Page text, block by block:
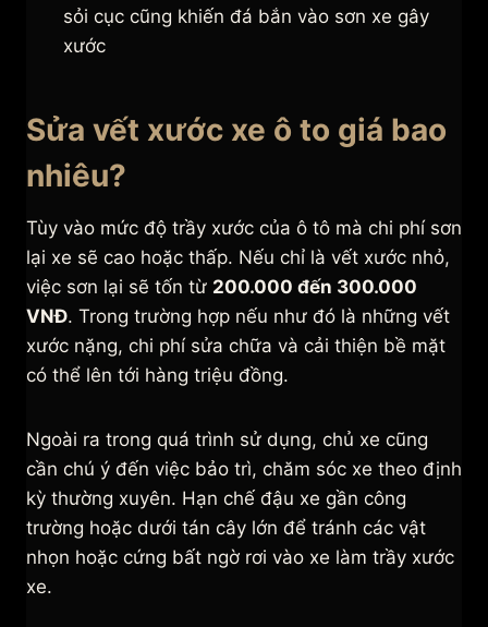
sỏi cục cũng khiến đá bắn vào sơn xe gây
xước
Sửa vết xước xe ô to giá bao
nhiêu?
Tùy vào mức độ trầy xước của ô tô mà chi phí sơn
lại xe sẽ cao hoặc thấp. Nếu chỉ là vết xước nhỏ,
việc sơn lại sẽ tốn từ 200.000 đến 300.000
VNĐ. Trong trường hợp nếu như đó là những vết
xước nặng, chi phí sửa chữa và cải thiện bề mặt
có thể lên tới hàng triệu đồng.
Ngoài ra trong quá trình sử dụng, chủ xe cũng
cần chú ý đến việc bảo trì, chăm sóc xe theo định
kỳ thường xuyên. Hạn chế đậu xe gần công
trường hoặc dưới tán cây lớn để tránh các vật
nhọn hoặc cứng bất ngờ rơi vào xe làm trầy xước
xe.